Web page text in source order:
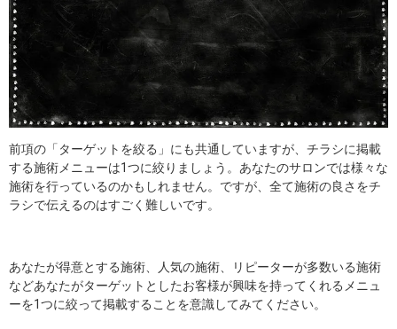
前項の「ターゲットを絞る」にも共通していますが、チラシに掲載
する施術メニューは1つに絞りましょう。あなたのサロンでは様々な
施術を行っているのかもしれません。ですが、全て施術の良さをチ
ラシで伝えるのはすごく難しいです。
あなたが得意とする施術、人気の施術、リピーターが多数いる施術
などあなたがターゲットとしたお客様が興味を持ってくれるメニュ
ーを1つに絞って掲載することを意識してみてください。